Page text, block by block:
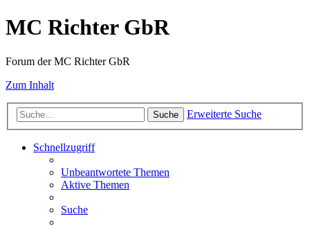
MC Richter GbR
Forum der MC Richter GbR
Zum Inhalt
Suche Erweiterte Suche
Schnellzugriff
Unbeantwortete Themen
Aktive Themen
Suche